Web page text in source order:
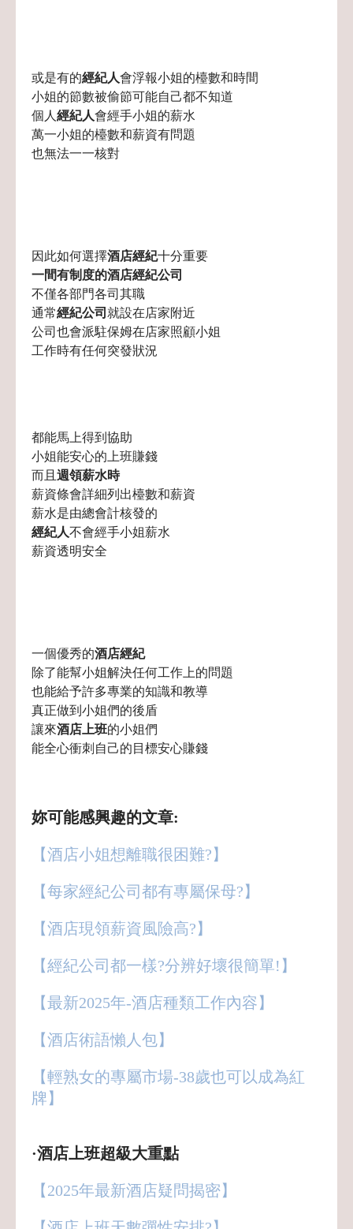
或是有的經紀人會浮報小姐的檯數和時間
小姐的節數被偷節可能自己都不知道
個人 經紀人會經手小姐的薪水
萬一小姐的檯數和薪資有問題
也無法一一核對
因此如何選擇酒店經紀十分重要
一間有制度的酒店經紀公司
不僅各部門各司其職
通常經紀公司 就設在店家附近
公司也會派駐保姆在店家照顧小姐
工作時有任何突發狀況
都能馬上得到協助
小姐能安心的上班賺錢
而且 週領薪水時
薪資條會詳細列出檯數和薪資
薪水是由總會計核發的
經紀人不會經手小姐薪水
薪資透明安全
一個優秀的酒店經紀
除了能幫小姐解決任何工作上的問題
也能給予許多專業的知識和教導
真正做到小姐們的後盾
讓來酒店上班的小姐們
能全心衝刺自己的目標安心賺錢
妳可能感興趣的文章:
【酒店小姐想離職很困難?】
【每家經紀公司都有專屬保母?】
【酒店現領薪資風險高?】
【經紀公司都一樣?分辨好壞很簡單!】
【最新2025年-酒店種類工作內容】
【酒店術語懶人包】
【輕熟女的專屬市場-38歲也可以成為紅
牌】
·酒店上班超級大重點
【2025年最新酒店疑問揭密】